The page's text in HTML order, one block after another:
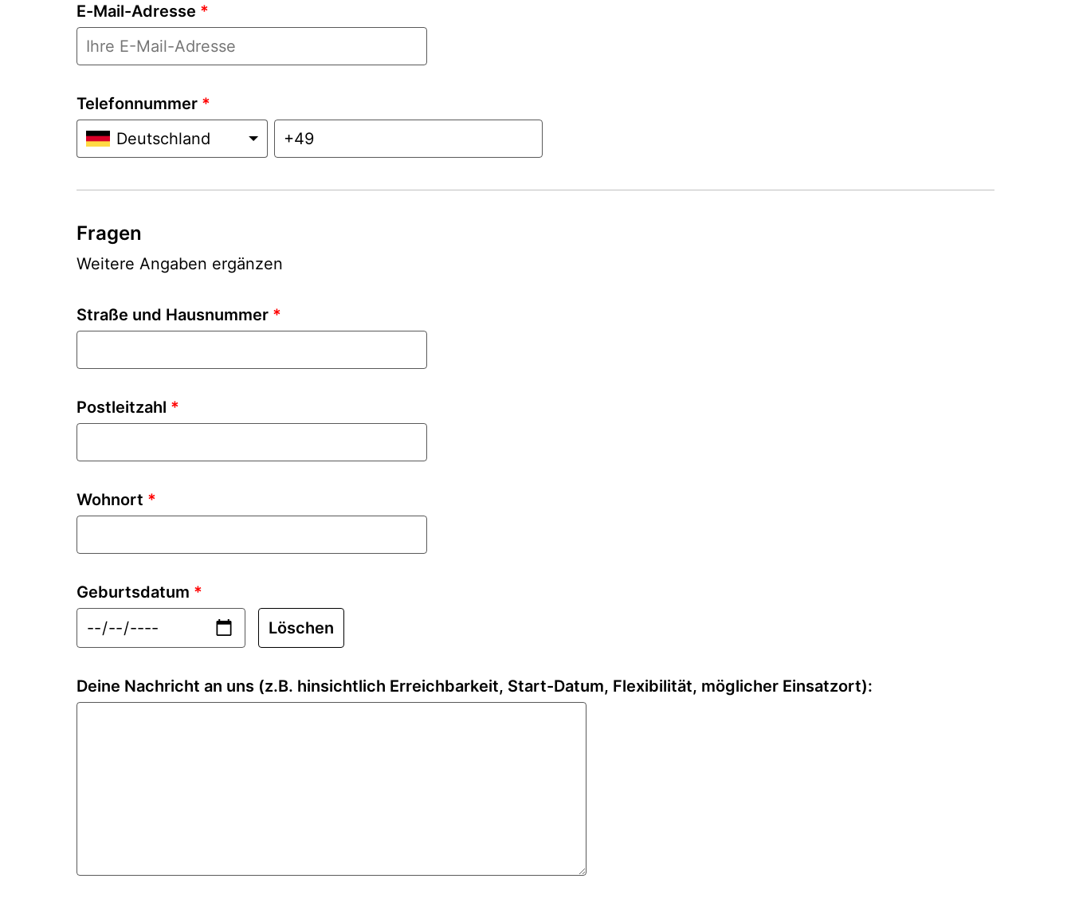
E-Mail-Adresse *
Telefonnummer *
Deutschland
Fragen
Weitere Angaben ergänzen
Straße und Hausnummer *
Postleitzahl *
Wohnort *
Geburtsdatum *
Löschen
Deine Nachricht an uns (z.B. hinsichtlich Erreichbarkeit, Start-Datum, Flexibilität, möglicher Einsatzort):